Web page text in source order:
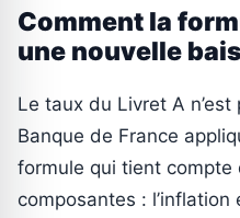
Comment la
une nouvelle
Le taux du Livret A
Banque de France
formule qui tient compte
composantes :